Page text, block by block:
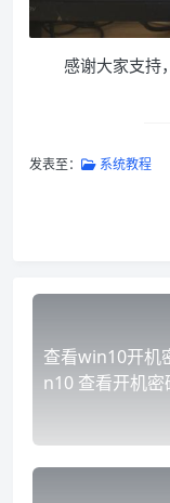
感谢大家支持
发表至： 系统教程
查看win10开机
n10 查看开机密